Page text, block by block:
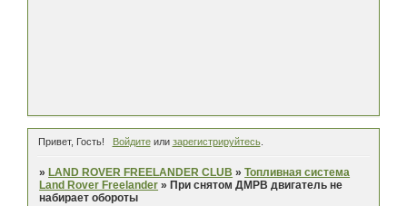
Привет, Гость! Войдитеили зарегистрируйтесь.
» LAND ROVER FREELANDER CLUB »Топливная система
Land Rover Freelander » При снятом ДМРВ двигатель не
набирает обороты